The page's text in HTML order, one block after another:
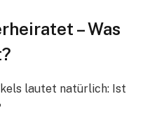
– Was
lautet natürlich: Ist